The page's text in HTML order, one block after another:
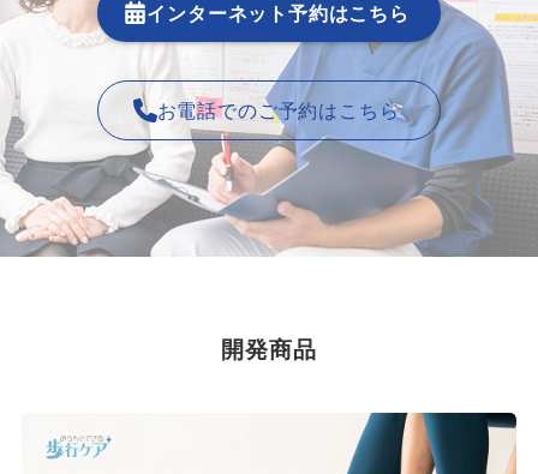
インターネット予約はこちら
お電話でのご予約はこちら
開発商品